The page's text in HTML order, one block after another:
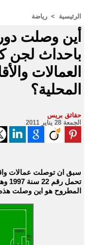
الرئيسية > رياضة
باحداث لجن
العمالات
المحلية؟
حقائق بريس
الجمعة 28 يناير 2011
سبق ان توصلت عمالات
المطروح هو اين وصلت هذه